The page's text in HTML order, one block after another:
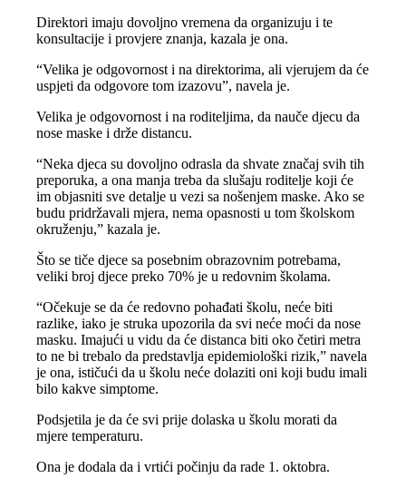
Direktori imaju dovoljno vremena da organizuju i te
konsultacije i provjere znanja, kazala je ona.
“Velika je odgovornost i na direktorima, ali vjerujem da će
uspjeti da odgovore tom izazovu”, navela je.
Velika je odgovornost i na roditeljima, da nauče djecu da
nose maske i drže distancu.
“Neka djeca su dovoljno odrasla da shvate značaj svih tih
preporuka, a ona manja treba da slušaju roditelje koji će
im objasniti sve detalje u vezi sa nošenjem maske. Ako se
budu pridržavali mjera, nema opasnosti u tom školskom
okruženju,” kazala je.
Što se tiče djece sa posebnim obrazovnim potrebama,
veliki broj djece preko 70% je u redovnim školama.
“Očekuje se da će redovno pohađati školu, neće biti
razlike, iako je struka upozorila da svi neće moći da nose
masku. Imajući u vidu da će distanca biti oko četiri metra
to ne bi trebalo da predstavlja epidemiološki rizik,” navela
je ona, ističući da u školu neće dolaziti oni koji budu imali
bilo kakve simptome.
Podsjetila je da će svi prije dolaska u školu morati da
mjere temperaturu.
Ona je dodala da i vrtići počinju da rade 1. oktobra.